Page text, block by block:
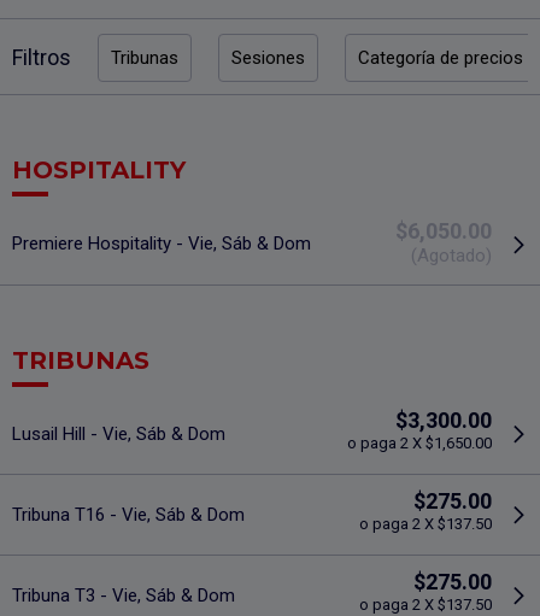
Filtros Tribunas Sesiones Categoría de precios
HOSPITALITY
Premiere Hospitality - Vie, Sáb & Dom
$6,050.00
(Agotado)
TRIBUNAS
Lusail Hill - Vie, Sáb & Dom
$3,300.00
o paga 2 X $1,650.00
Tribuna T16 - Vie, Sáb & Dom
$275.00
o paga 2 X $137.50
Tribuna T3 - Vie, Sáb & Dom
$275.00
o paga 2 X $137.50